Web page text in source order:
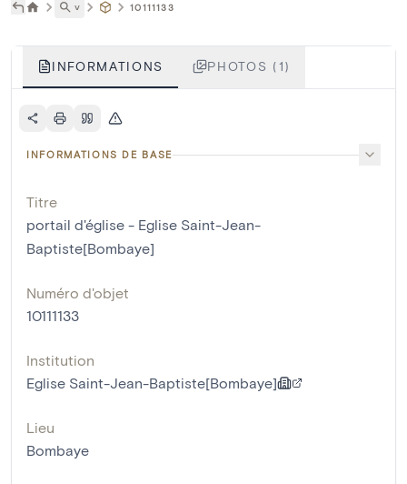
˅ 10111133
INFORMATIONS PHOTOS (1)
INFORMATIONS DE BASE
Titre
portail d'église - Eglise Saint-Jean-
Baptiste[Bombaye]
Numéro d'objet
10111133
Institution
Eglise Saint-Jean-Baptiste[Bombaye]
Lieu
Bombaye